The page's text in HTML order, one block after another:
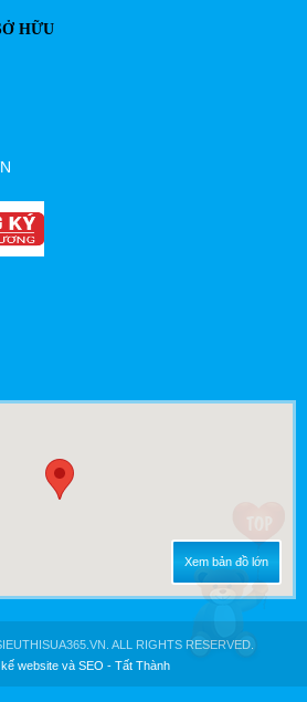
HỮU
Xem bản đồ lớn
ALL RIGHTS RESERVED.
website và SEO - Tất Thành